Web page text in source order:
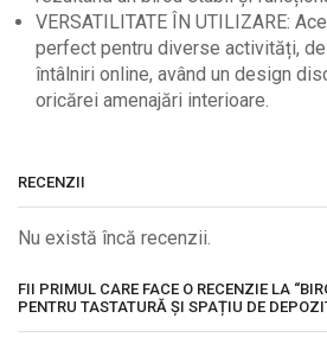
VERSATILITATE ÎN UTILIZARE:
perfect pentru diverse activități,
întâlniri online, având un design
oricărei amenajări interioare.
RECENZII
Nu există încă recenzii.
FII PRIMUL CARE FACE O RECENZIE LA
PENTRU TASTATURĂ ȘI SPAȚIU DE